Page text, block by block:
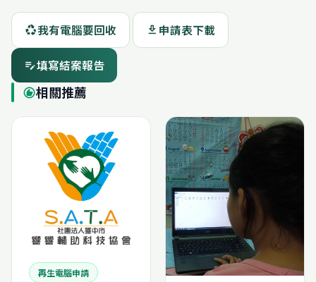
recycling我有電腦要回收 download 申請表下載
edit_note填寫結案報告
recommend相關推薦
再生電腦申請